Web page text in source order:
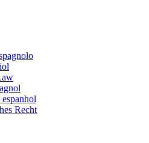
Recht